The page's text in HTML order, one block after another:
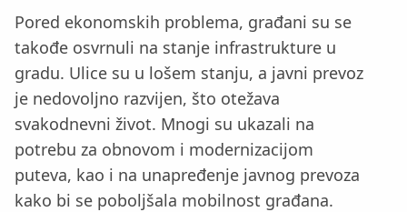
Pored ekonomskih problema, građani su se
takođe osvrnuli na stanje infrastrukture u
gradu. Ulice su u lošem stanju, a javni prevoz
je nedovoljno razvijen, što otežava
svakodnevni život. Mnogi su ukazali na
potrebu za obnovom i modernizacijom
puteva, kao i na unapređenje javnog prevoza
kako bi se poboljšala mobilnost građana.